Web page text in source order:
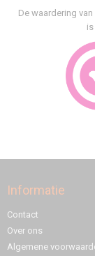
De waardering
Informatie
Contact
Over ons
Algemene